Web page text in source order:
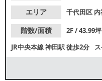
エリア
千代田区
階数/面積
2F / 43.99
JR中央本線神田駅徒歩2分